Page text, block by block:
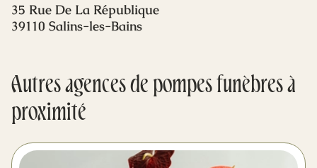
35 Rue De La République
39110 Salins-les-Bains
Autres agences de pompes funèbres à
proximité